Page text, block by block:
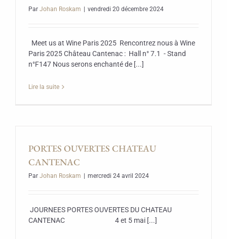
Par Johan Roskam vendredi 20 décembre 2024
Meet us at Wine Paris 2025 Rencontrez nous à Wine
Paris 2025 Château Cantenac : Hall n° 7.1 - Stand
n°F147 Nous serons enchanté de [...]
Lire la suite
PORTES OUVERTES CHATEAU
CANTENAC
Par Johan Roskam mercredi 24 avril 2024
JOURNEES PORTES OUVERTES DU CHATEAU
CANTENAC 4 et 5 mai [...]